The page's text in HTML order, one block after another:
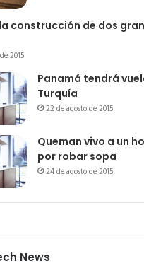
construcción de dos
2015
Panamá tendrá
Turquía
22 de agosto de 2015
Queman vivo a un
por robar sopa
24 de agosto de 2015
News